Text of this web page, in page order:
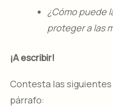
¿Cómo puede
proteger a las
¡A escribir!
Contesta las
párrafo: